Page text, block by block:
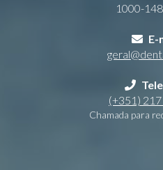
1000-
E-
(+351)
Chamada para